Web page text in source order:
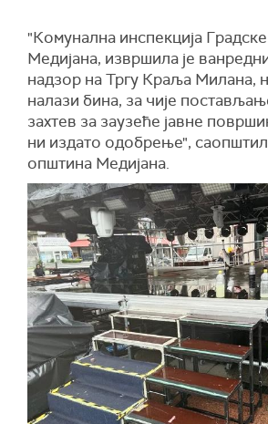
"Комунална инспекција
Медијана, извршила је
надзор на Тргу Краља Милана,
налази бина, за чије
захтев за заузеће јавне
ни издато одобрење",
општина Медијана.